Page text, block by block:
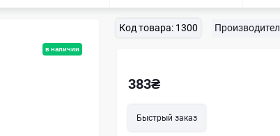
в наличии
Код товара: 1300
383₴
Быстрый заказ